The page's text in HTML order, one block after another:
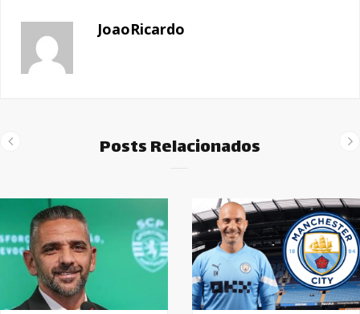
JoaoRicardo
Posts Relacionados